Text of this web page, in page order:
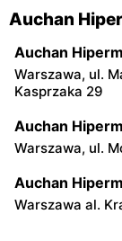
konsumenta,
przydatna
może
wchodzenia do
swoje zakupy
dotyczące
produkty
Auchan
Auchan
Warszawa, ul.
Kasprzaka 29
Auchan
Warszawa, ul.
Auchan
Warszawa al.